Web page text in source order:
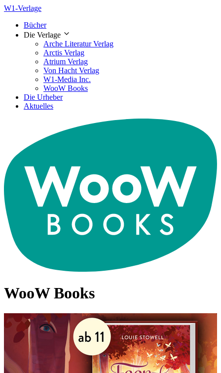
W1-Verlage
Bücher
Die Verlage
Arche Literatur Verlag
Arctis Verlag
Atrium Verlag
Von Hacht Verlag
W1-Media Inc.
WooW Books
Die Urheber
Aktuelles
WooW Books